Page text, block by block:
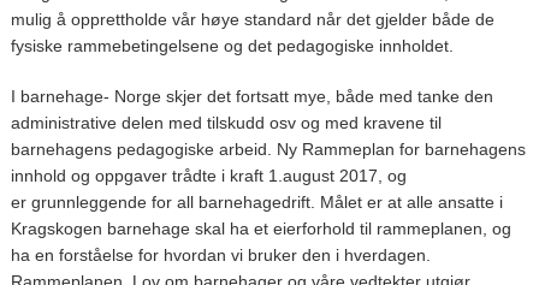
mulig å opprettholde vår høye standard når det gjelder både de
fysiske rammebetingelsene og det pedagogiske innholdet.
I barnehage- Norge skjer det fortsatt mye, både med tanke den
administrative delen med tilskudd osv og med kravene til
barnehagens pedagogiske arbeid. Ny Rammeplan for barnehagens
innhold og oppgaver trådte i kraft 1.august 2017, og
er grunnleggende for all barnehagedrift. Målet er at alle ansatte i
Kragskogen barnehage skal ha et eierforhold til rammeplanen, og
ha en forståelse for hvordan vi bruker den i hverdagen.